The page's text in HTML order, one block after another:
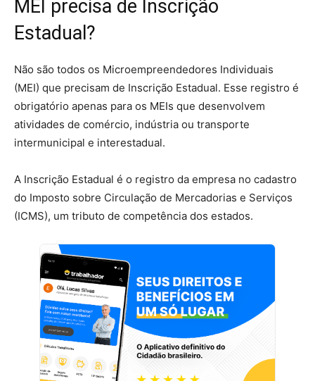
MEI precisa de Inscrição
Estadual?
Não são todos os Microempreendedores Individuais
(MEI) que precisam de Inscrição Estadual. Esse registro é
obrigatório apenas para os MEIs que desenvolvem
atividades de comércio, indústria ou transporte
intermunicipal e interestadual.
A Inscrição Estadual é o registro da empresa no cadastro
do Imposto sobre Circulação de Mercadorias e Serviços
(ICMS), um tributo de competência dos estados.